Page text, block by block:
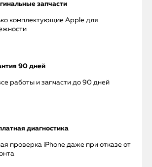
запчасти
комплектующие Apple для
90 дней
работы и запчасти до 90 дней
диагностика
проверка iPhone даже при отказе от